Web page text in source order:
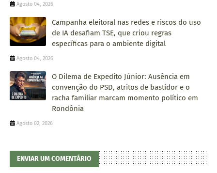
Agosto 04, 2026
Campanha eleitoral nas redes e riscos do uso
de IA desafiam TSE, que criou regras
específicas para o ambiente digital
Agosto 04, 2026
O Dilema de Expedito Júnior: Ausência em
convenção do PSD, atritos de bastidor e o
racha familiar marcam momento político em
Rondônia
Agosto 02, 2026
ENVIAR UM COMENTÁRIO